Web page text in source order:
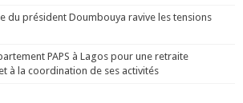
du président Doumbouya ravive les tensions
PAPS à Lagos pour une retraite
à la coordination de ses activités